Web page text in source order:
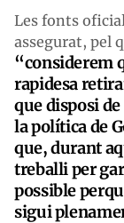
Les fonts
assegurat, pel
“considerem
rapidesa
que disposi
la política de
que, durant
treballi per
possible
sigui